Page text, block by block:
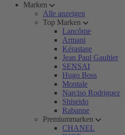
Marken
Alle anzeigen
Top Marken
Lancôme
Armani
Kérastase
Jean Paul Gaultier
SENSAI
Hugo Boss
Montale
Narciso Rodriguez
Shiseido
Rabanne
Premiummarken
CHANEL